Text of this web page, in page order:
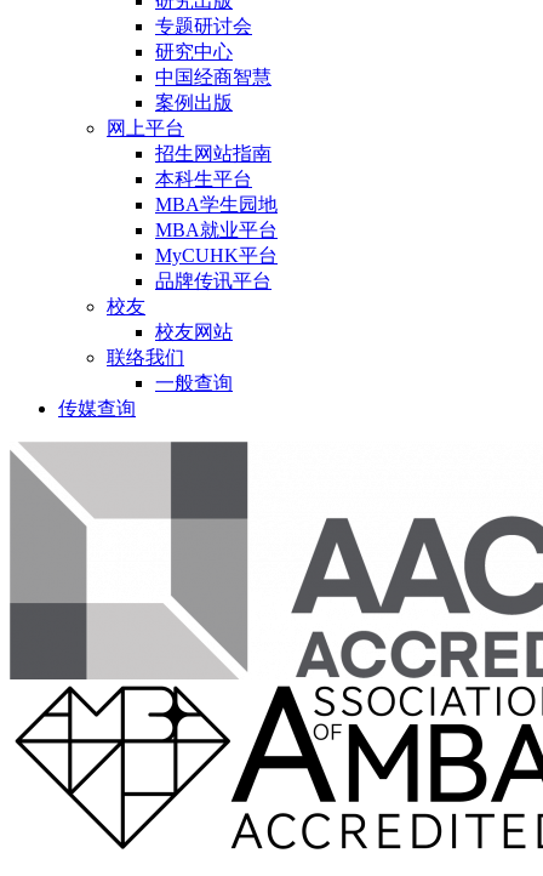
专题研讨会
研究中心
中国经商智慧
案例出版
网上平台
招生网站指南
本科生平台
MBA学生园地
MBA就业平台
MyCUHK平台
品牌传讯平台
校友
校友网站
联络我们
一般查询
传媒查询